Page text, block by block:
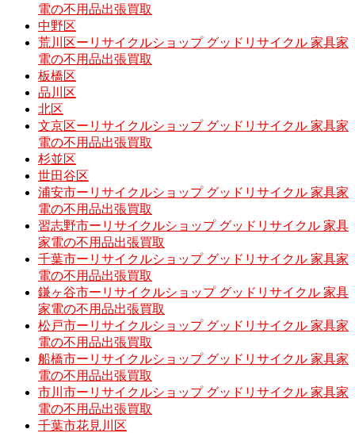
電の不用品出張買取
中野区
荒川区ーリサイクルショップ グッドリサイクル 家具家
電の不用品出張買取
板橋区
品川区
北区
文京区ーリサイクルショップ グッドリサイクル 家具家
電の不用品出張買取
杉並区
世田谷区
浦安市ーリサイクルショップ グッドリサイクル 家具家
電の不用品出張買取
習志野市ーリサイクルショップ グッドリサイクル 家具
家電の不用品出張買取
千葉市ーリサイクルショップ グッドリサイクル 家具家
電の不用品出張買取
鎌ヶ谷市ーリサイクルショップ グッドリサイクル 家具
家電の不用品出張買取
松戸市ーリサイクルショップ グッドリサイクル 家具家
電の不用品出張買取
船橋市ーリサイクルショップ グッドリサイクル 家具家
電の不用品出張買取
市川市ーリサイクルショップ グッドリサイクル 家具家
電の不用品出張買取
千葉市花見川区